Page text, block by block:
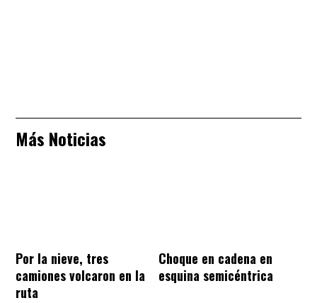
Más Noticias
Por la nieve, tres
camiones volcaron en la
ruta
Choque en cadena en
esquina semicéntrica